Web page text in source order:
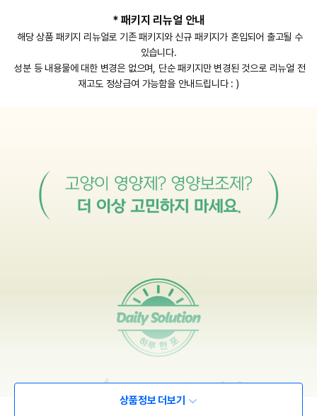
* 패키지 리뉴얼 안내
해당 상품 패키지 리뉴얼로 기존 패키지와 신규 패키지가 혼입되어 출고될 수
있습니다.
성분 등 내용물에 대한 변경은 없으며, 단순 패키지만 변경된 것으로 리뉴얼 전
재고도 정상급여 가능함을 안내드립니다 : )
상품정보 더보기